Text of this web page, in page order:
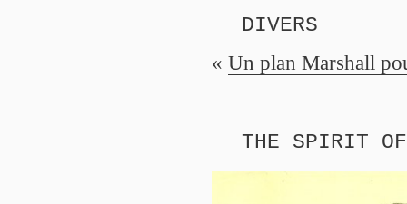
DIVERS
« Un plan Marshall
THE SPIRIT